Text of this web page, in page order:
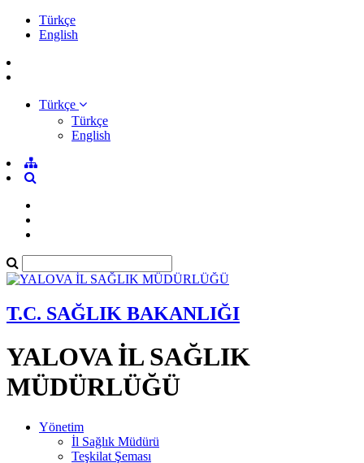
Türkçe
English
Türkçe
Türkçe
English
T.C. SAĞLIK BAKANLIĞI
YALOVA İL SAĞLIK
MÜDÜRLÜĞÜ
Yönetim
İl Sağlık Müdürü
Teşkilat Şeması